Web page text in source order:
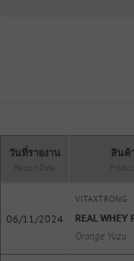
วันที่รายงาน สินค้
06/11/2024
VITAXTRONG
REAL WHEY
Orange Yuzu